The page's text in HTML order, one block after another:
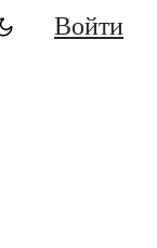
Войти